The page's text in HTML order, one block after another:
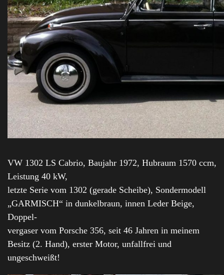
VW 1302 LS Cabrio, Baujahr 1972, Hubraum 1570 ccm,
Leistung 40 kW,
letzte Serie vom 1302 (gerade Scheibe), Sondermodell
„GARMISCH“ in dunkelbraun, innen Leder Beige,
Doppel-
vergaser vom Porsche 356, seit 46 Jahren in meinem
Besitz (2. Hand), erster Motor, unfallfrei und
ungeschweißt!